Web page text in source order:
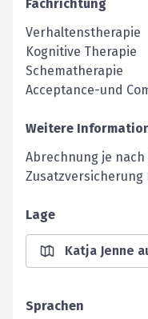
Fachrichtung
Verhaltenstherapie
Kognitive Therapie
Schematherapie
Acceptance-und
Weitere
Abrechnung je
Zusatzversicherung
Lage
Katja Jenne
Sprachen